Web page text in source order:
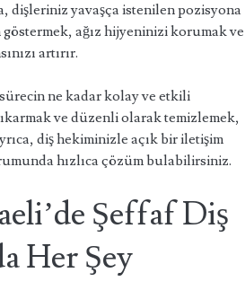
dişleriniz yavaşça istenilen pozisyona
ağız hijyeninizi korumak ve
artırır.
ne kadar kolay ve etkili
ve düzenli olarak temizlemek,
diş hekiminizle açık bir iletişim
hızlıca çözüm bulabilirsiniz.
Şeffaf Diş
Her Şey